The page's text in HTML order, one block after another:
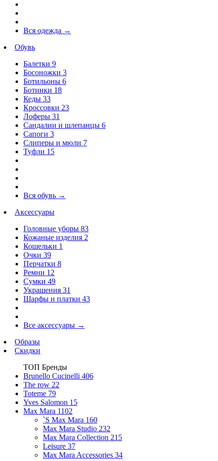
Вся одежда →
Обувь
Балетки 9
Босоножки 3
Ботильоны 6
Ботинки 18
Кеды 33
Кроссовки 23
Лоферы 31
Сандалии и шлепанцы 6
Сапоги 3
Слиперы и мюли 7
Туфли 15
Вся обувь →
Аксессуары
Головные уборы 83
Кожаные изделия 2
Кошельки 1
Очки 39
Перчатки 8
Ремни 12
Сумки 49
Украшения 31
Шарфы и платки 43
Все аксессуары →
Образы
Скидки
ТОП Бренды
Brunello Cucinelli 406
The row 22
Toteme 79
Yves Salomon 15
Max Mara 1102
`S Max Mara 160
Max Mara Studio 232
Max Mara Collection 215
Leisure 37
Max Mara Accessories 34